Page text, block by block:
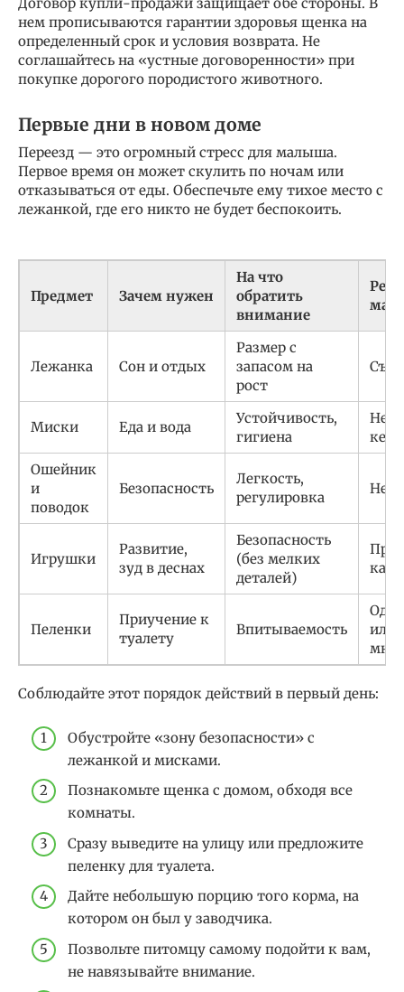
нем прописываются гарантии здоровья щенка на
определенный срок и условия возврата. Не
соглашайтесь на «устные договоренности» при
покупке дорогого породистого животного.
Первые дни в новом доме
Переезд — это огромный стресс для малыша.
Первое время он может скулить по ночам или
отказываться от еды. Обеспечьте ему тихое место с
лежанкой, где его никто не будет беспокоить.
Предмет Зачем нужен
На что
обратить
внимание
Лежанка Сон и отдых
Размер с
запасом на
рост
Миски Еда и вода
Устойчивость,
гигиена
Ошейник
и
поводок
Безопасность
Легкость,
регулировка
Игрушки
Развитие,
зуд в деснах
Безопасность
(без мелких
деталей)
Пеленки
Приучение к
туалету
Впитываемость
или
Соблюдайте этот порядок действий в первый день:
Обустройте «зону безопасности» с
лежанкой и мисками.
Познакомьте щенка с домом, обходя все
комнаты.
Сразу выведите на улицу или предложите
пеленку для туалета.
Дайте небольшую порцию того корма, на
котором он был у заводчика.
Позвольте питомцу самому подойти к вам,
не навязывайте внимание.